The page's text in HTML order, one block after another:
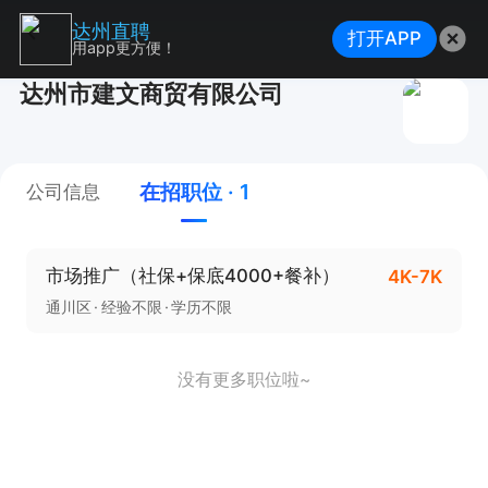
达州市建文商贸有限公司
公司信息 在招职位 · 1
市场推广（社保+保底4000+餐补） 4K-7K
通川区 经验不限 学历不限
没有更多职位啦~
达州直聘
用app更方便！ 打开APP